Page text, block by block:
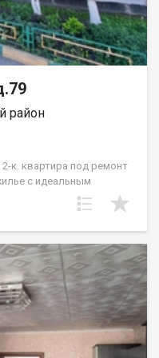
район
к. квартира под ремонт
с идеальным
за евроремонт
эта квартира
окон (ПВХ) и
электрики
на лоджию (ПВХ) в
полы, стены и
нравятся
· Платежи за
из площади
платят соседи в